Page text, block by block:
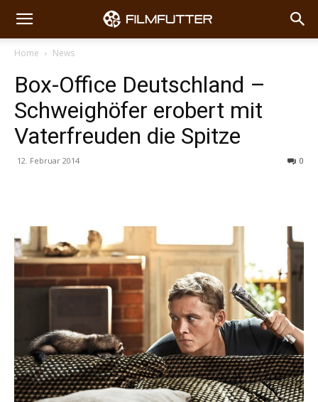
Home News
Box-Office Deutschland –
Schweighöfer erobert mit
Vaterfreuden die Spitze
12. Februar 2014 0